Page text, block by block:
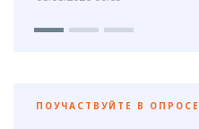
ПОУЧАСТВУЙТЕ В ОПРОСЕ